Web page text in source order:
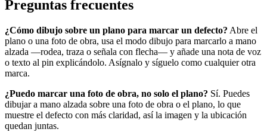
Preguntas frecuentes
¿Cómo dibujo sobre un plano para marcar un defecto? Abre el
plano o una foto de obra, usa el modo dibujo para marcarlo a mano
alzada —rodea, traza o señala con flecha— y añade una nota de voz
o texto al pin explicándolo. Asígnalo y síguelo como cualquier otra
marca.
¿Puedo marcar una foto de obra, no solo el plano? Sí. Puedes
dibujar a mano alzada sobre una foto de obra o el plano, lo que
muestre el defecto con más claridad, así la imagen y la ubicación
quedan juntas.